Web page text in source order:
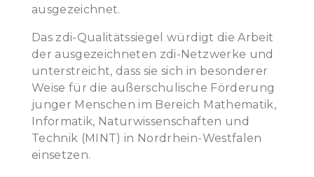
ausgezeichnet.
Das zdi-Qualitätssiegel würdigt die Arbeit
der ausgezeichneten zdi-Netzwerke und
unterstreicht, dass sie sich in besonderer
Weise für die außerschulische Förderung
junger Menschen im Bereich Mathematik,
Informatik, Naturwissenschaften und
Technik (MINT) in Nordrhein-Westfalen
einsetzen.